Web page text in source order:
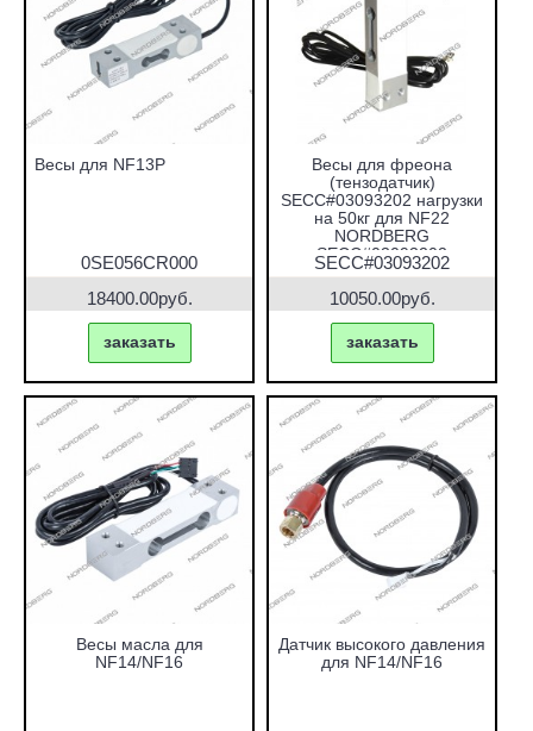
Весы для NF13P
0SE056CR000
18400.00руб.
заказать
Весы для фреона
(тензодатчик)
SECC#03093202 нагрузки
на 50кг для NF22
NORDBERG
SECC#03093202
SECC#03093202
10050.00руб.
заказать
Весы масла для
NF14/NF16
Датчик высокого давления
для NF14/NF16